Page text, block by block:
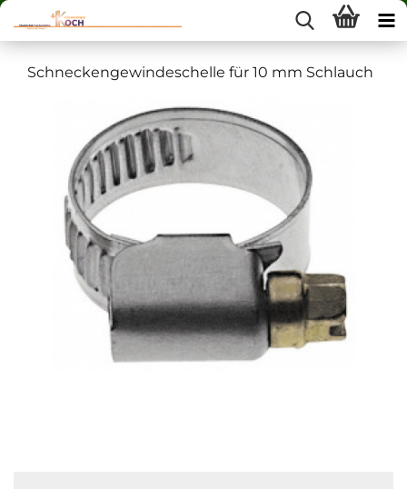
Schneckengewindeschelle für 10 mm Schlauch